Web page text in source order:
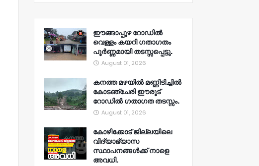
ഈങ്ങാപ്പുഴ റോഡിൽ
വെള്ളം കയറി ഗതാഗതം
പൂർണ്ണമായി തടസ്സപ്പെട്ടു.
August 01, 2026
കനത്ത മഴയിൽ മണ്ണിടിച്ചിൽ
കോടഞ്ചേരി ഈരൂട്
റോഡിൽ ഗതാഗത തടസ്സം.
August 01, 2026
കോഴിക്കോട് ജില്ലയിലെ
വിദ്യാഭ്യാസ
സ്ഥാപനങ്ങൾക്ക് നാളെ
അവധി.